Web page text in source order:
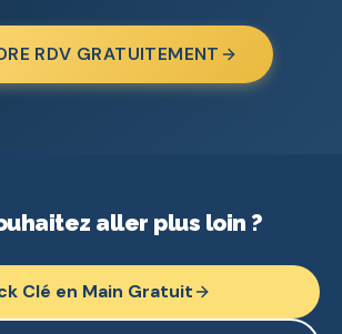
RDV GRATUITEMENT
aller plus loin ?
Clé en Main Gratuit